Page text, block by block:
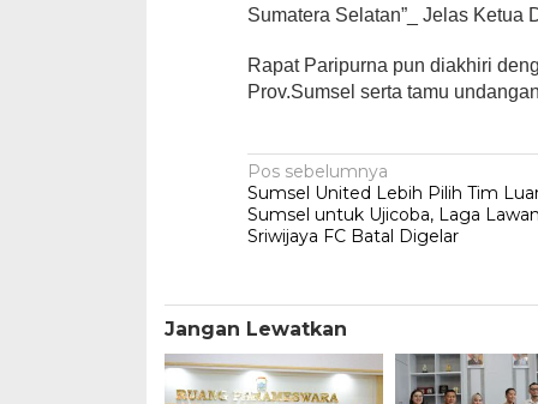
Sumatera Selatan”_ Jelas Ketua
Rapat Paripurna pun diakhiri
Prov.Sumsel serta tamu
Navigasi
pos
Pos sebelumnya
Sumsel United Lebih Pilih Tim
Sumsel untuk Ujicoba, Laga
Sriwijaya FC Batal Digelar
Jangan Lewatkan